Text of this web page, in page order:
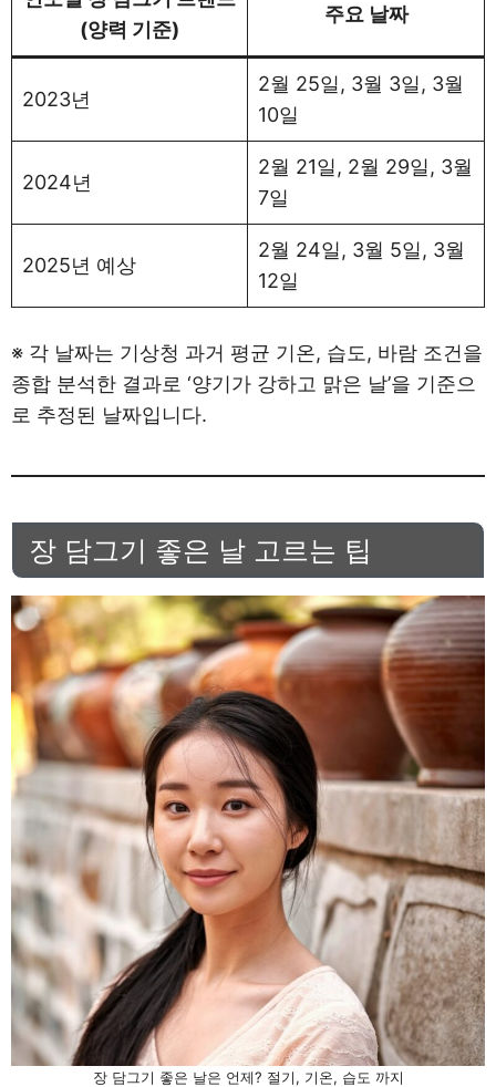
(양력 기준)
주요 날짜
2023년
2월 25일, 3월 3일, 3월
10일
2024년
2월 21일, 2월 29일, 3월
7일
2025년 예상
2월 24일, 3월 5일, 3월
12일
※ 각 날짜는 기상청 과거 평균 기온, 습도, 바람 조건을
종합 분석한 결과로 ‘양기가 강하고 맑은 날’을 기준으
로 추정된 날짜입니다.
장 담그기 좋은 날 고르는 팁
장 담그기 좋은 날은 언제? 절기, 기온, 습도 까지